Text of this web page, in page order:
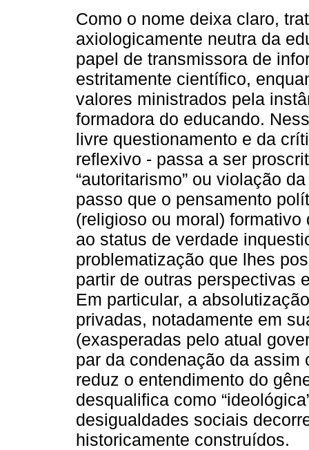
Como o nome deixa claro,
axiologicamente neutra da
papel de transmissora de
estritamente científico,
valores ministrados pela
formadora do educando.
livre questionamento e da
reflexivo - passa a ser
“autoritarismo” ou violação
passo que o pensamento
(religioso ou moral)
ao status de verdade
problematização que lhes
partir de outras perspectivas
Em particular, a
privadas, notadamente em
(exasperadas pelo atual
par da condenação da assim
reduz o entendimento do
desqualifica como
desigualdades sociais
historicamente construídos.